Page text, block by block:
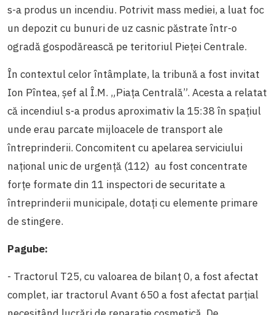
s-a produs un incendiu. Potrivit mass mediei, a luat foc
un depozit cu bunuri de uz casnic păstrate într-o
ogradă gospodărească pe teritoriul Pieței Centrale.
În contextul celor întâmplate, la tribună a fost invitat
Ion Pîntea, șef al Î.M. „Piața Centrală”. Acesta a relatat
că incendiul s-a produs aproximativ la 15:38 în spațiul
unde erau parcate mijloacele de transport ale
întreprinderii. Concomitent cu apelarea serviciului
național unic de urgență (112) au fost concentrate
forțe formate din 11 inspectori de securitate a
întreprinderii municipale, dotați cu elemente primare
de stingere.
Pagube:
- Tractorul T25, cu valoarea de bilanț 0, a fost afectat
complet, iar tractorul Avant 650 a fost afectat parțial